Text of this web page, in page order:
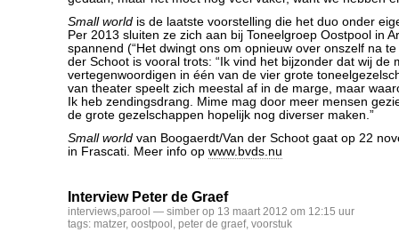
Small world is de laatste voorstelling die het duo onder
Per 2013 sluiten ze zich aan bij Toneelgroep Oostpool in
spannend (“Het dwingt ons om opnieuw over onszelf na
der Schoot is vooral trots: “Ik vind het bijzonder dat wij de
vertegenwoordigen in één van de vier grote
van theater speelt zich meestal af in de marge, maar
Ik heb zendingsdrang. Mime mag door meer mensen
de grote gezelschappen hopelijk nog diverser maken.”
Small world van Boogaerdt/Van der Schoot gaat op 22
in Frascati. Meer info op www.bvds.nu
Interview Peter de Graef
interviews,parool — simber op 13 maart 2012 om 12:15 uur
tags: matzer, oostpool , peter de graef, voorstuk